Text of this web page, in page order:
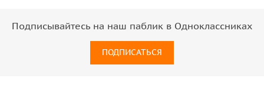
Подписывайтесь на наш паблик в Одноклассниках
ПОДПИСАТЬСЯ